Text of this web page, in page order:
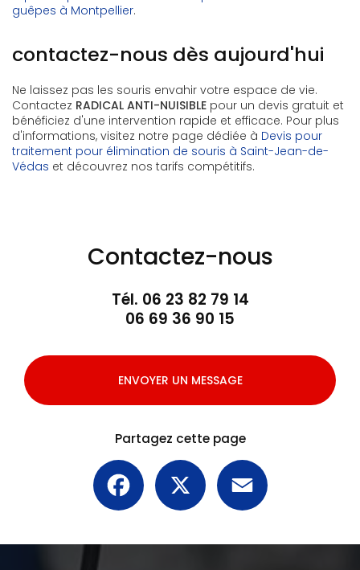
guêpes à Montpellier.
contactez-nous dès aujourd'hui
Ne laissez pas les souris envahir votre espace de vie.
Contactez RADICAL ANTI-NUISIBLE pour un devis gratuit et
bénéficiez d'une intervention rapide et efficace. Pour plus
d'informations, visitez notre page dédiée à Devis pour
traitement pour élimination de souris à Saint-Jean-de-
Védas et découvrez nos tarifs compétitifs.
Contactez-nous
Tél. 06 23 82 79 14
06 69 36 90 15
ENVOYER UN MESSAGE
Partagez cette page
Facebook